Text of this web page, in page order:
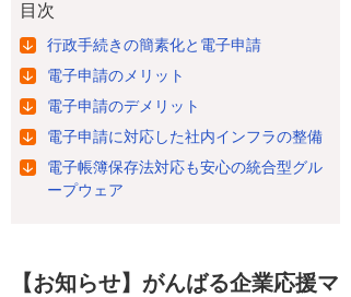
目次
行政手続きの簡素化と電子申請
電子申請のメリット
電子申請のデメリット
電子申請に対応した社内インフラの整備
電子帳簿保存法対応も安心の統合型グル
ープウェア
【お知らせ】がんばる企業応援マ